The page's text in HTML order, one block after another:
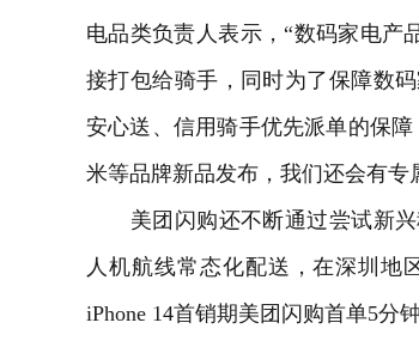
电品类负责人表示，“数码家电产
接打包给骑手，同时为了保障数
安心送、信用骑手优先派单的保
米等品牌新品发布，我们还会有专
美团闪购还不断通过尝试新兴
人机航线常态化配送，在深圳地
iPhone 14首销期美团闪购首单5分